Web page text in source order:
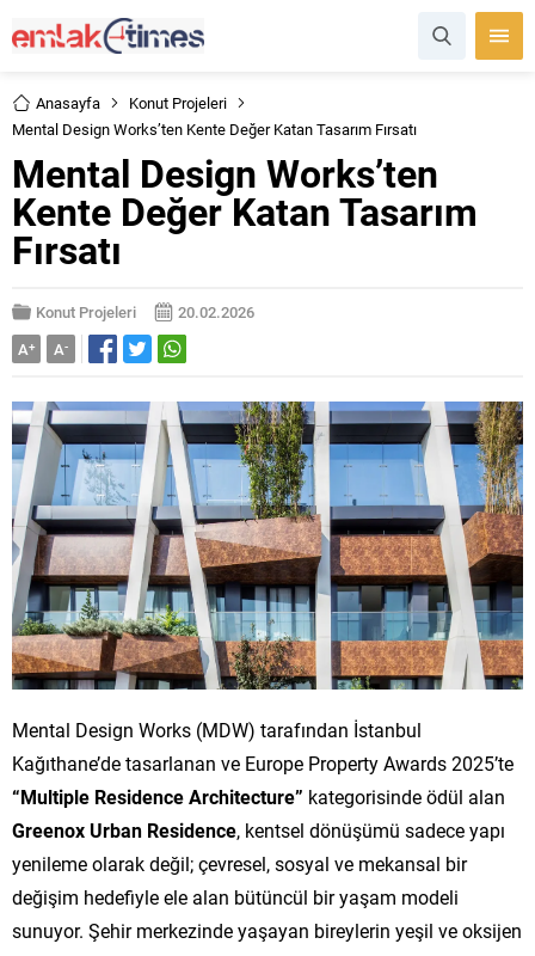
Anasayfa
Konut Projeleri
Mental Design Works’ten Kente Değer Katan Tasarım Fırsatı
Mental Design Works’ten
Kente Değer Katan Tasarım
Fırsatı
Konut Projeleri
20.02.2026
A+ A-
Mental Design Works (MDW) tarafından İstanbul
Kağıthane’de tasarlanan ve Europe Property Awards 2025’te
“Multiple Residence Architecture” kategorisinde ödül alan
Greenox Urban Residence, kentsel dönüşümü sadece yapı
yenileme olarak değil; çevresel, sosyal ve mekansal bir
değişim hedefiyle ele alan bütüncül bir yaşam modeli
sunuyor. Şehir merkezinde yaşayan bireylerin yeşil ve oksijen